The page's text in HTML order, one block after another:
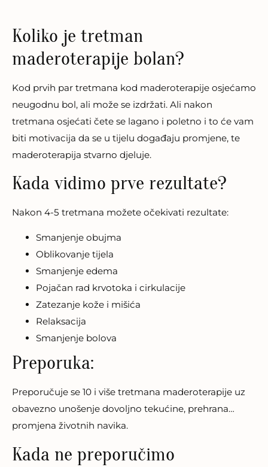
Koliko je tretman
maderoterapije bolan?
Kod prvih par tretmana kod maderoterapije osjećamo
neugodnu bol, ali može se izdržati. Ali nakon
tretmana osjećati čete se lagano i poletno i to će vam
biti motivacija da se u tijelu događaju promjene, te
maderoterapija stvarno djeluje.
Kada vidimo prve rezultate?
Nakon 4-5 tretmana možete očekivati rezultate:
Smanjenje obujma
Oblikovanje tijela
Smanjenje edema
Pojačan rad krvotoka i cirkulacije
Zatezanje kože i mišića
Relaksacija
Smanjenje bolova
Preporuka:
Preporučuje se 10 i više tretmana maderoterapije uz
obavezno unošenje dovoljno tekućine, prehrana…
promjena životnih navika.
Kada ne preporučimo